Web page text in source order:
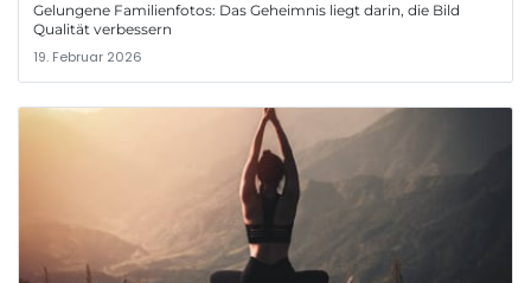
Gelungene Familienfotos: Das Geheimnis liegt darin, die Bild
Qualität verbessern
19. Februar 2026